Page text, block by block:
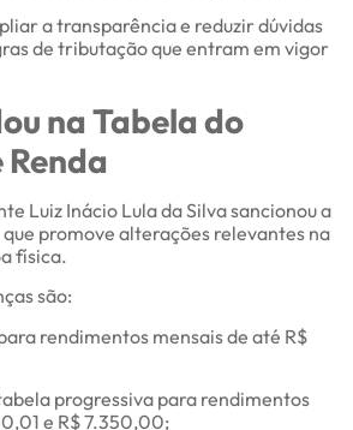
a transparência e reduzir dúvidas
de tributação que entram em vigor
na Tabela do
Luiz Inácio Lula da Silva sancionou a
promove alterações relevantes na
física.
são:
rendimentos mensais de até R$
progressiva para rendimentos
e R$ 7.350,00;